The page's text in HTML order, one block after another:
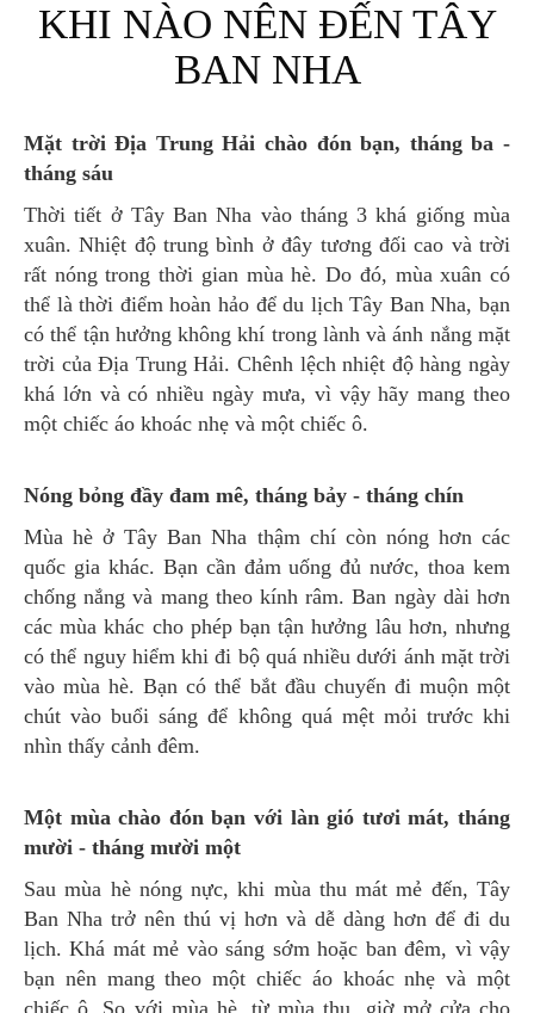
KHI NÀO NÊN ĐẾN TÂY
BAN NHA
Mặt trời Địa Trung Hải chào đón bạn, tháng ba -
tháng sáu
Thời tiết ở Tây Ban Nha vào tháng 3 khá giống mùa
xuân. Nhiệt độ trung bình ở đây tương đối cao và trời
rất nóng trong thời gian mùa hè. Do đó, mùa xuân có
thể là thời điểm hoàn hảo để du lịch Tây Ban Nha, bạn
có thể tận hưởng không khí trong lành và ánh nắng mặt
trời của Địa Trung Hải. Chênh lệch nhiệt độ hàng ngày
khá lớn và có nhiều ngày mưa, vì vậy hãy mang theo
một chiếc áo khoác nhẹ và một chiếc ô.
Nóng bỏng đầy đam mê, tháng bảy - tháng chín
Mùa hè ở Tây Ban Nha thậm chí còn nóng hơn các
quốc gia khác. Bạn cần đảm uống đủ nước, thoa kem
chống nắng và mang theo kính râm. Ban ngày dài hơn
các mùa khác cho phép bạn tận hưởng lâu hơn, nhưng
có thể nguy hiểm khi đi bộ quá nhiều dưới ánh mặt trời
vào mùa hè. Bạn có thể bắt đầu chuyến đi muộn một
chút vào buổi sáng để không quá mệt mỏi trước khi
nhìn thấy cảnh đêm.
Một mùa chào đón bạn với làn gió tươi mát, tháng
mười - tháng mười một
Sau mùa hè nóng nực, khi mùa thu mát mẻ đến, Tây
Ban Nha trở nên thú vị hơn và dễ dàng hơn để đi du
lịch. Khá mát mẻ vào sáng sớm hoặc ban đêm, vì vậy
bạn nên mang theo một chiếc áo khoác nhẹ và một